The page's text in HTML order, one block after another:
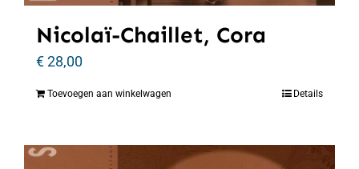
Nicolaï-Chaillet, Cora
€28,00
Toevoegen aan winkelwagen Details